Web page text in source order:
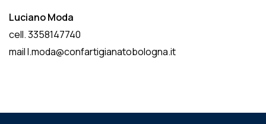
Luciano Moda
cell. 3358147740
mail l.moda@confartigianatobologna.it